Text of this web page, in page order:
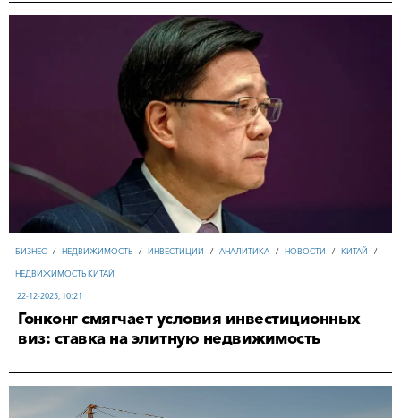
БИЗНЕС / НЕДВИЖИМОСТЬ / ИНВЕСТИЦИИ / АНАЛИТИКА / НОВОСТИ / КИТАЙ /
НЕДВИЖИМОСТЬ КИТАЙ
22-12-2025, 10:21
Гонконг смягчает условия инвестиционных
виз: ставка на элитную недвижимость